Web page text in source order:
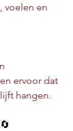
voelen en
ervoor dat
hangen.
🔄